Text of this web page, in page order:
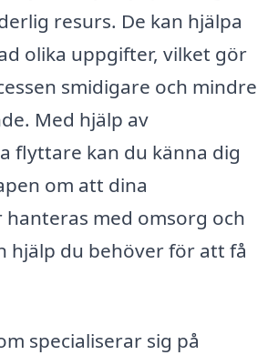
resurs. De kan hjälpa
olika uppgifter, vilket gör
smidigare och mindre
Med hjälp av
flyttare kan du känna dig
om att dina
med omsorg och
hjälp du behöver för att få
specialiserar sig på